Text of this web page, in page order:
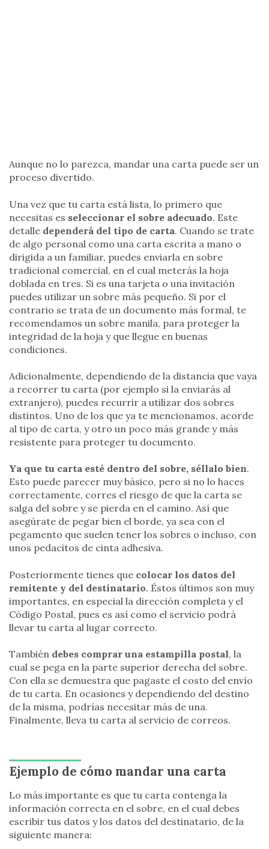
Aunque no lo parezca, mandar una carta puede ser un
proceso divertido.
Una vez que tu carta está lista, lo primero que
necesitas es seleccionar el sobre adecuado. Este
detalle dependerá del tipo de carta. Cuando se trate
de algo personal como una carta escrita a mano o
dirigida a un familiar, puedes enviarla en sobre
tradicional comercial, en el cual meterás la hoja
doblada en tres. Si es una tarjeta o una invitación
puedes utilizar un sobre más pequeño. Si por el
contrario se trata de un documento más formal, te
recomendamos un sobre manila, para proteger la
integridad de la hoja y que llegue en buenas
condiciones.
Adicionalmente, dependiendo de la distancia que vaya
a recorrer tu carta (por ejemplo si la enviarás al
extranjero), puedes recurrir a utilizar dos sobres
distintos. Uno de los que ya te mencionamos, acorde
al tipo de carta, y otro un poco más grande y más
resistente para proteger tu documento.
Ya que tu carta esté dentro del sobre, séllalo bien.
Esto puede parecer muy básico, pero si no lo haces
correctamente, corres el riesgo de que la carta se
salga del sobre y se pierda en el camino. Así que
asegúrate de pegar bien el borde, ya sea con el
pegamento que suelen tener los sobres o incluso, con
unos pedacitos de cinta adhesiva.
Posteriormente tienes que colocar los datos del
remitente y del destinatario. Éstos últimos son muy
importantes, en especial la dirección completa y el
Código Postal, pues es así como el servicio podrá
llevar tu carta al lugar correcto.
También debes comprar una estampilla postal, la
cual se pega en la parte superior derecha del sobre.
Con ella se demuestra que pagaste el costo del envío
de tu carta. En ocasiones y dependiendo del destino
de la misma, podrías necesitar más de una.
Finalmente, lleva tu carta al servicio de correos.
Ejemplo de cómo mandar una carta
Lo más importante es que tu carta contenga la
información correcta en el sobre, en el cual debes
escribir tus datos y los datos del destinatario, de la
siguiente manera: